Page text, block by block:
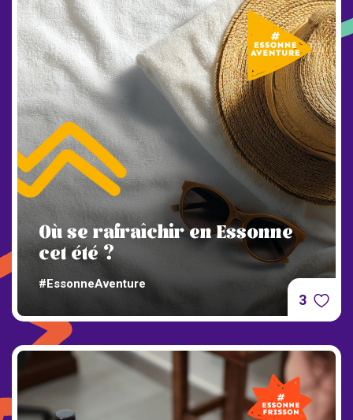
Où se rafraîchir en Essonne
cet été ?
#EssonneAventure
3